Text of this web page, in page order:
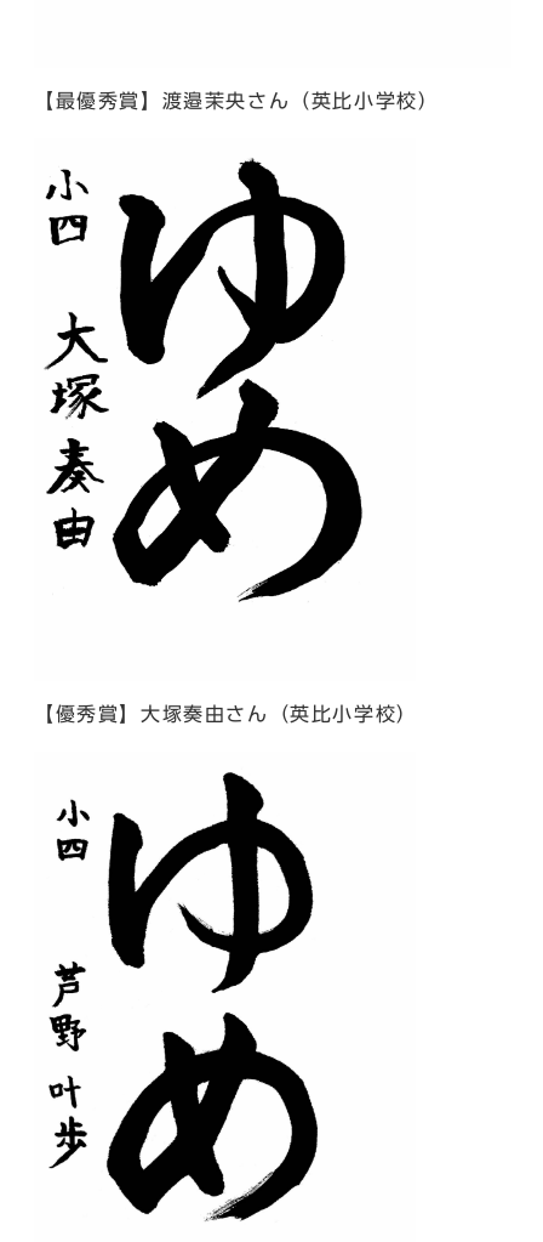
【最優秀賞】渡邉茉央さん（英比小学校）
【優秀賞】大塚奏由さん（英比小学校）